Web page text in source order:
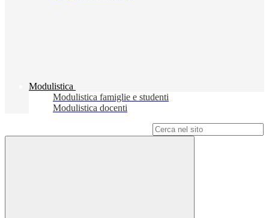
Modulistica
Modulistica famiglie e studenti
Modulistica docenti